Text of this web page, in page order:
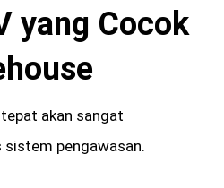
yang Cocok
akan sangat
pengawasan.